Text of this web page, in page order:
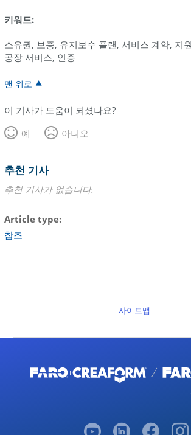
키워드:
소유권, 보증, 유지보수 플랜, 서비스 계약, 지
공장 서비스, 인증
맨 위로
이 기사가 도움이 되셨나요?
예
아니오
추천 기사
추천 기사가 없습니다.
Article type
참조
사이트맵